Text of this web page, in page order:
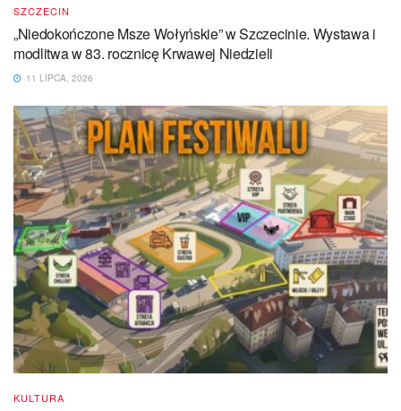
SZCZECIN
„Niedokończone Msze Wołyńskie” w Szczecinie. Wystawa i
modlitwa w 83. rocznicę Krwawej Niedzieli
11 LIPCA, 2026
KULTURA